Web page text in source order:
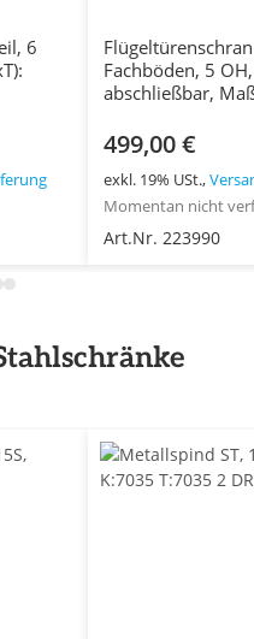
6
Fachböden, 5
abschließbar,
499,00 €
exkl. 19% USt.,
Momentan nicht
Art.Nr. 223990